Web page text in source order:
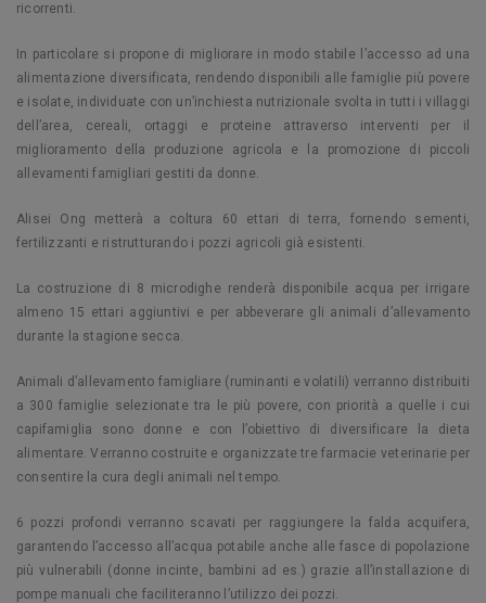
ricorrenti.
In particolare si propone di migliorare in modo stabile l’accesso ad una
alimentazione diversificata, rendendo disponibili alle famiglie più povere
e isolate, individuate con un’inchiesta nutrizionale svolta in tutti i villaggi
dell’area, cereali, ortaggi e proteine attraverso interventi per il
miglioramento della produzione agricola e la promozione di piccoli
allevamenti famigliari gestiti da donne.
Alisei Ong metterà a coltura 60 ettari di terra, fornendo sementi,
fertilizzanti e ristrutturando i pozzi agricoli già esistenti.
La costruzione di 8 microdighe renderà disponibile acqua per irrigare
almeno 15 ettari aggiuntivi e per abbeverare gli animali d’allevamento
durante la stagione secca.
Animali d’allevamento famigliare (ruminanti e volatili) verranno distribuiti
a 300 famiglie selezionate tra le più povere, con priorità a quelle i cui
capifamiglia sono donne e con l’obiettivo di diversificare la dieta
alimentare. Verranno costruite e organizzate tre farmacie veterinarie per
consentire la cura degli animali nel tempo.
6 pozzi profondi verranno scavati per raggiungere la falda acquifera,
garantendo l’accesso all’acqua potabile anche alle fasce di popolazione
più vulnerabili (donne incinte, bambini ad es.) grazie all’installazione di
pompe manuali che faciliteranno l’utilizzo dei pozzi.